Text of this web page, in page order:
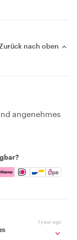
nach oben
angenehmes
Pay, Google
1 year ago